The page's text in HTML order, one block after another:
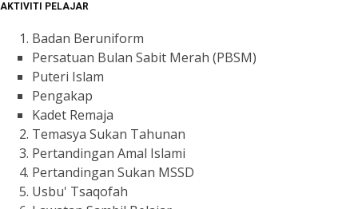
AKTIVITI PELAJAR
Badan Beruniform
Persatuan Bulan Sabit Merah (PBSM)
Puteri Islam
Pengakap
Kadet Remaja
Temasya Sukan Tahunan
Pertandingan Amal Islami
Pertandingan Sukan MSSD
Usbu' Tsaqofah